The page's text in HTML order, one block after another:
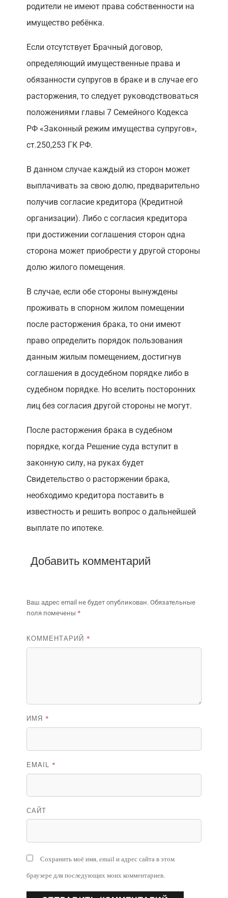
родители не имеют права собственности на
имущество ребёнка.
Если отсутствует Брачный договор,
определяющий имущественные права и
обязанности супругов в браке и в случае его
расторжения, то следует руководствоваться
положениями главы 7 Семейного Кодекса
РФ «Законный режим имущества супругов»,
ст.250,253 ГК РФ.
В данном случае каждый из сторон может
выплачивать за свою долю, предварительно
получив согласие кредитора (Кредитной
организации). Либо с согласия кредитора
при достижении соглашения сторон одна
сторона может приобрести у другой стороны
долю жилого помещения.
В случае, если обе стороны вынуждены
проживать в спорном жилом помещении
после расторжения брака, то они имеют
право определить порядок пользования
данным жилым помещением, достигнув
соглашения в досудебном порядке либо в
судебном порядке. Но вселить посторонних
лиц без согласия другой стороны не могут.
После расторжения брака в судебном
порядке, когда Решение суда вступит в
законную силу, на руках будет
Свидетельство о расторжении брака,
необходимо кредитора поставить в
известность и решить вопрос о дальнейшей
выплате по ипотеке.
Добавить комментарий
Ваш адрес email не будет опубликован. Обязательные
поля помечены *
КОММЕНТАРИЙ *
ИМЯ *
EMAIL *
САЙТ
Сохранить моё имя, email и адрес сайта в этом
браузере для последующих моих комментариев.